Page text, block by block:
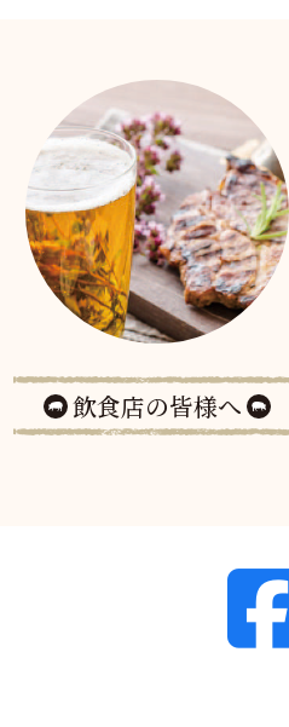
飲食店の皆様へ